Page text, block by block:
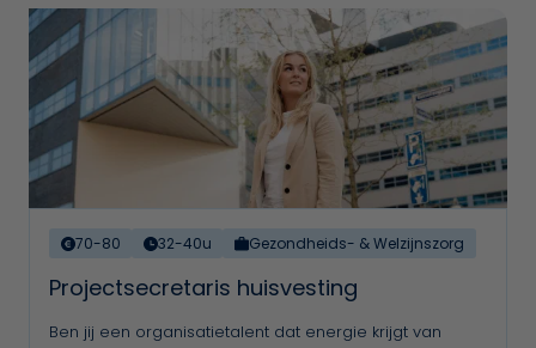
70-80 32-40u Gezondheids- & Welzijnszorg
Projectsecretaris huisvesting
Ben jij een organisatietalent dat energie krijgt van